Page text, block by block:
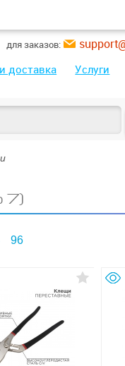
доставка Услуги
для заказов:
7)
96